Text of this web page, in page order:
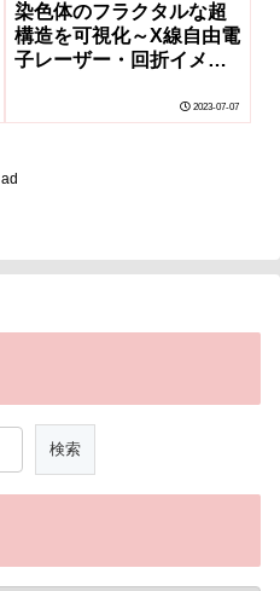
染色体のフラクタルな超
構造を可視化～X線自由電
子レーザー・回折イメー
2023-07-07
ad